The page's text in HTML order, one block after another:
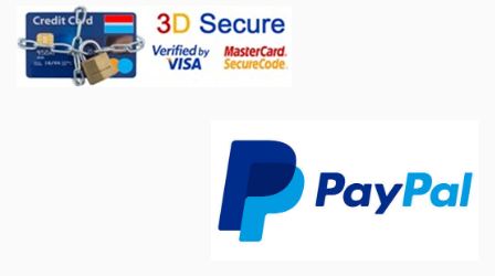
Crayons
Remplacement des spi
de fourche
Réglage Jeux aux